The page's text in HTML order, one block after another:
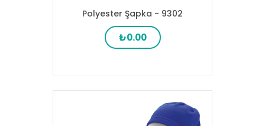
Polyester Şapka - 9302
₺0.00